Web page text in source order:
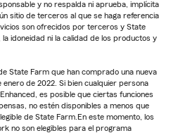
y no respalda ni aprueba, implícita
sitio de terceros al que se haga referencia
son ofrecidos por terceros y State
idoneidad ni la calidad de los productos y
State Farm que han comprado una nueva
de 2022. Si bien cualquier persona
es posible que ciertas funciones
no estén disponibles a menos que
de State Farm.En este momento, los
no son elegibles para el programa